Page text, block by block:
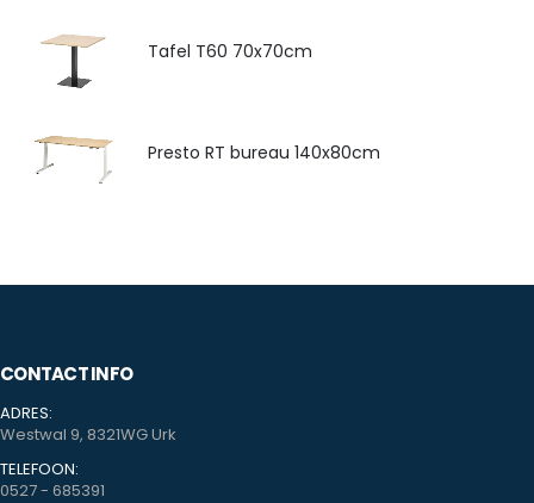
Tafel T60 70x70cm
Presto RT bureau 140x80cm
CONTACT INFO
ADRES:
Westwal 9, 8321WG Urk
TELEFOON:
0527 - 685391